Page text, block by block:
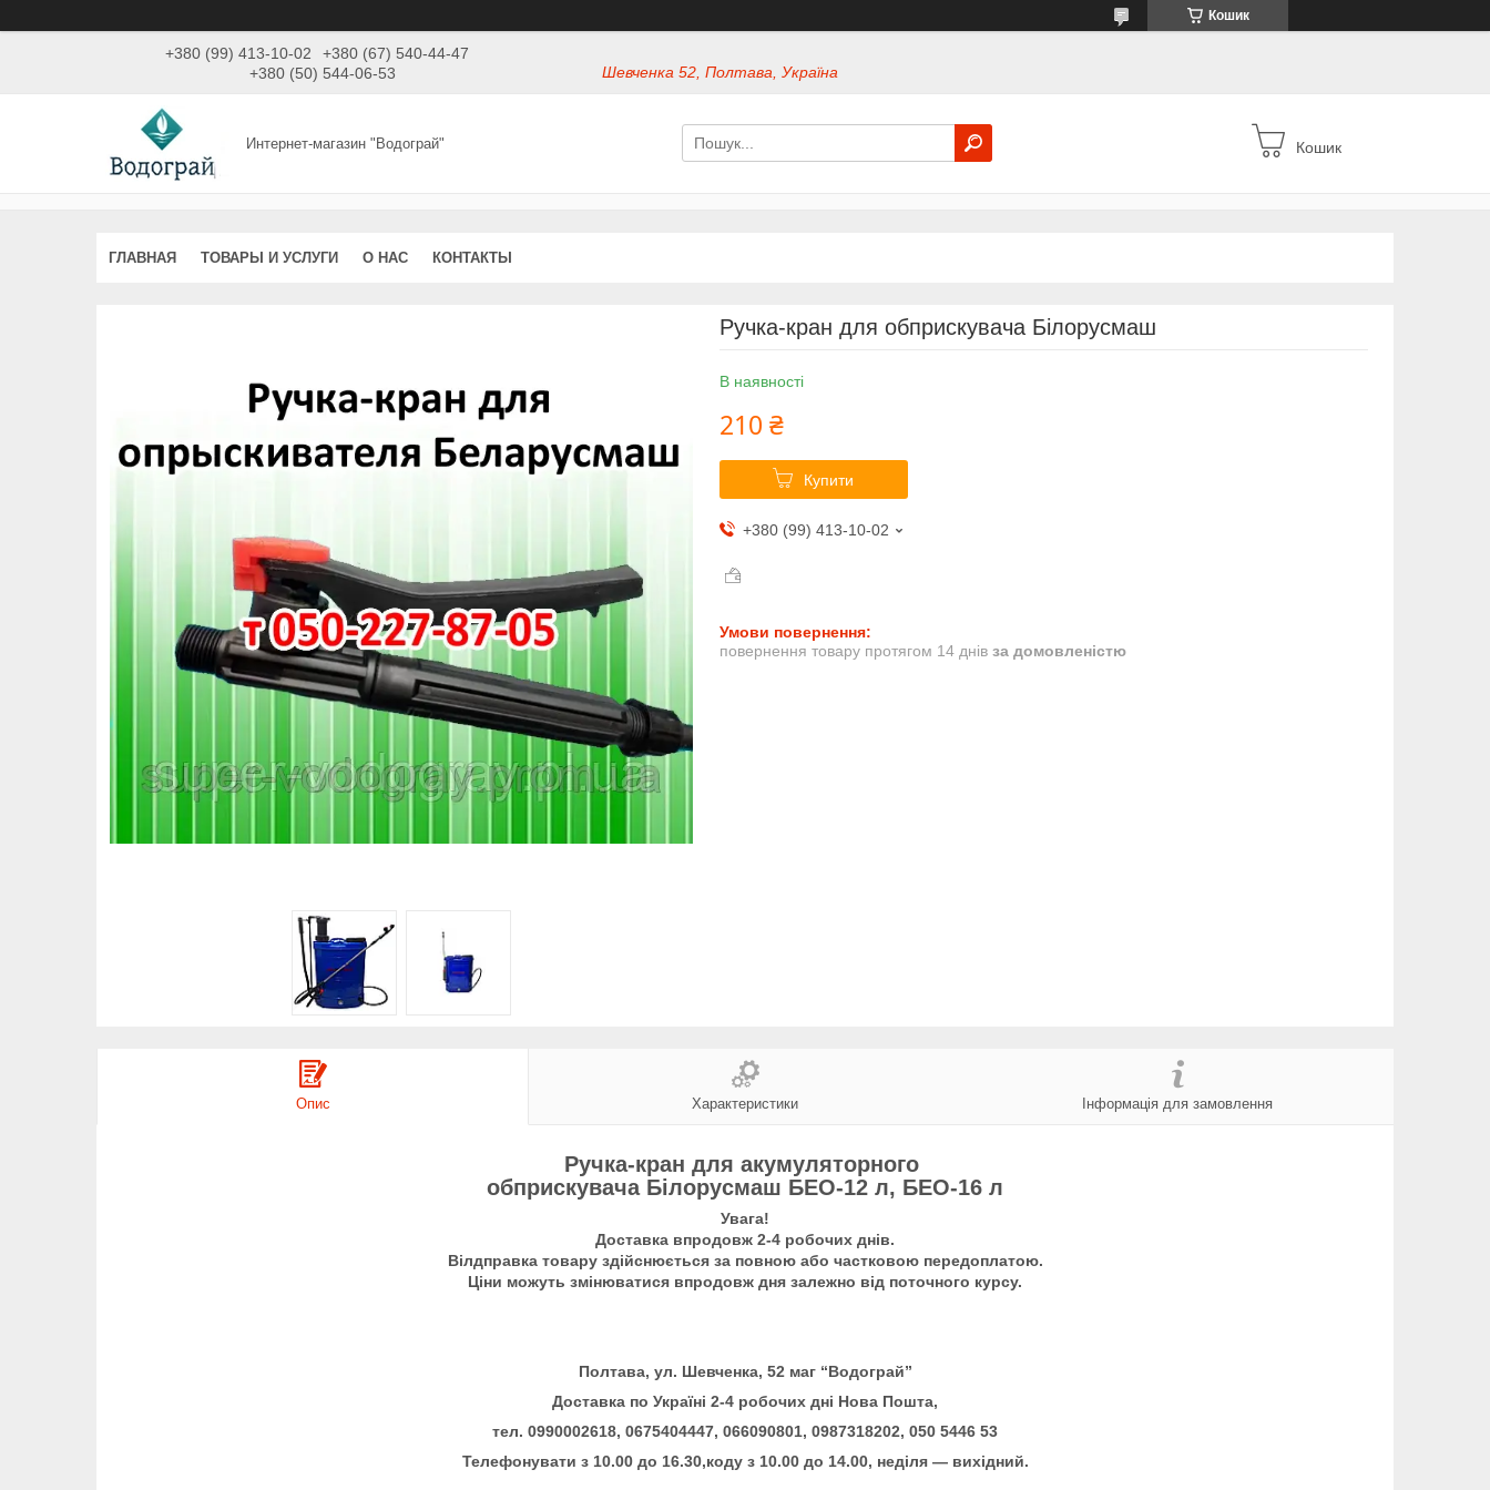
Кошик
+380 (99) 413-10-02
+380 (67) 540-44-47
+380 (50) 544-06-53
Шевченка 52, Полтава, Україна
Интернет-магазин "Водограй" Кошик
ГЛАВНАЯ ТОВАРЫ И УСЛУГИ О НАС КОНТАКТЫ
Ручка-кран для обприскувача Білорусмаш
В наявності
210 ₴
Купити
+380 (99) 413-10-02
повернення товару протягом 14 днів за домовленістю
Опис Характеристики Інформація для замовлення
Ручка-кран для акумуляторного
обприскувача Білорусмаш БЕО-12 л, БЕО-16 л
Увага!
Доставка впродовж 2-4 робочих днів.
Вілдправка товару здійснюється за повною або частковою передоплатою.
Ціни можуть змінюватися впродовж дня залежно від поточного курсу.
Полтава, ул. Шевченка, 52 маг “Водограй”
Доставка по Україні 2-4 робочих дні Нова Пошта,
тел. 0990002618, 0675404447, 066090801, 0987318202, 050 5446 53
Телефонувати з 10.00 до 16.30,коду з 10.00 до 14.00, неділя — вихідний.